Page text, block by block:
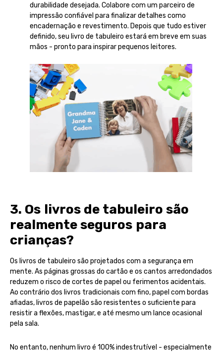
durabilidade desejada. Colabore com um parceiro de
impressão confiável para finalizar detalhes como
encadernação e revestimento. Depois que tudo estiver
definido, seu livro de tabuleiro estará em breve em suas
mãos - pronto para inspirar pequenos leitores.
3. Os livros de tabuleiro são
realmente seguros para
crianças?
Os livros de tabuleiro são projetados com a segurança em
mente. As páginas grossas do cartão e os cantos arredondados
reduzem o risco de cortes de papel ou ferimentos acidentais.
Ao contrário dos livros tradicionais com fino, papel com bordas
afiadas, livros de papelão são resistentes o suficiente para
resistir a flexões, mastigar, e até mesmo um lance ocasional
pela sala.
No entanto, nenhum livro é 100% indestrutível - especialmente